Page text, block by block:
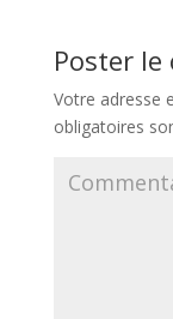
Poster
Votre adresse
obligatoires